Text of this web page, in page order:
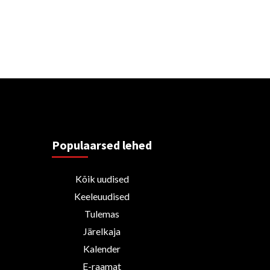
Populaarsed lehed
Kõik uudised
Keeleuudised
Tulemas
Järelkaja
Kalender
E-raamat